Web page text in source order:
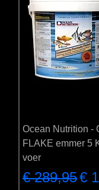
Ocean Nutrition -
FLAKE emmer 5
voer
Normale
€ 289,95€